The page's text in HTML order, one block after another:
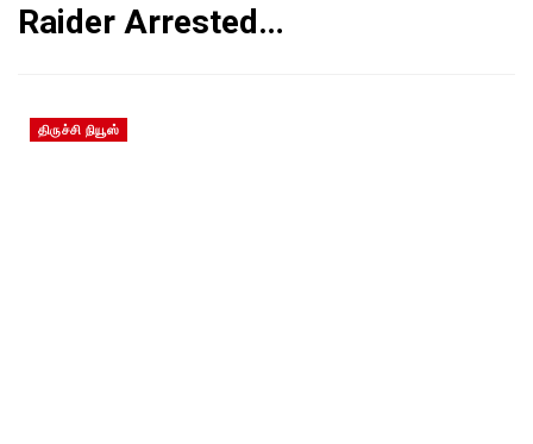
Raider Arrested…
திருச்சி நியூஸ்